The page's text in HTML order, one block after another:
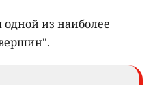
одной из наиболее